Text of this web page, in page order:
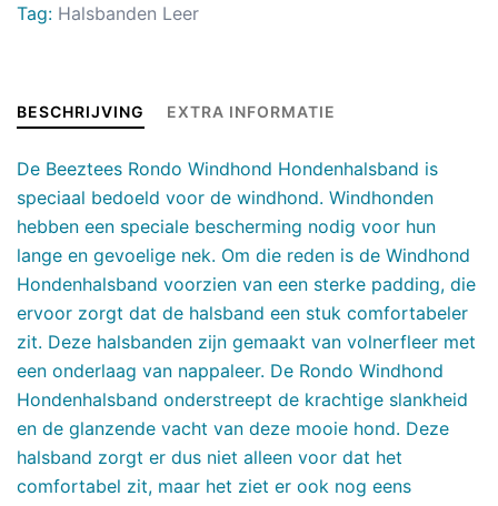
Tag: Halsbanden Leer
BESCHRIJVING EXTRA INFORMATIE
De Beeztees Rondo Windhond Hondenhalsband is
speciaal bedoeld voor de windhond. Windhonden
hebben een speciale bescherming nodig voor hun
lange en gevoelige nek. Om die reden is de Windhond
Hondenhalsband voorzien van een sterke padding, die
ervoor zorgt dat de halsband een stuk comfortabeler
zit. Deze halsbanden zijn gemaakt van volnerfleer met
een onderlaag van nappaleer. De Rondo Windhond
Hondenhalsband onderstreept de krachtige slankheid
en de glanzende vacht van deze mooie hond. Deze
halsband zorgt er dus niet alleen voor dat het
comfortabel zit, maar het ziet er ook nog eens